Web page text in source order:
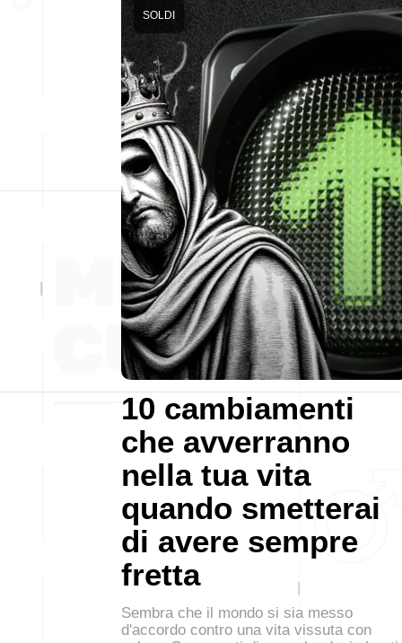
10 cambiamenti
che avverranno
nella tua vita
quando smetterai
di avere sempre
fretta
SOLDI
Sembra che il mondo si sia messo
d'accordo contro una vita vissuta con